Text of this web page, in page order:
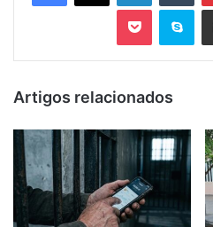
Pocket
Artigos relacionados